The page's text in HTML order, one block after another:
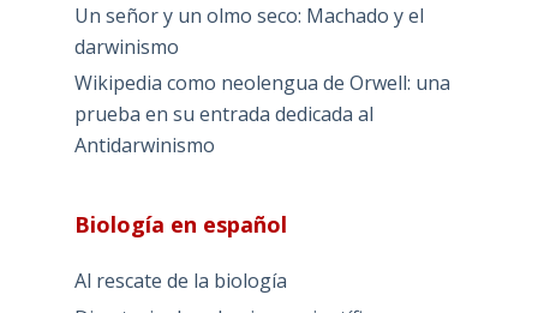
Un señor y un olmo seco: Machado y el
darwinismo
Wikipedia como neolengua de Orwell: una
prueba en su entrada dedicada al
Antidarwinismo
Biología en español
Al rescate de la biología